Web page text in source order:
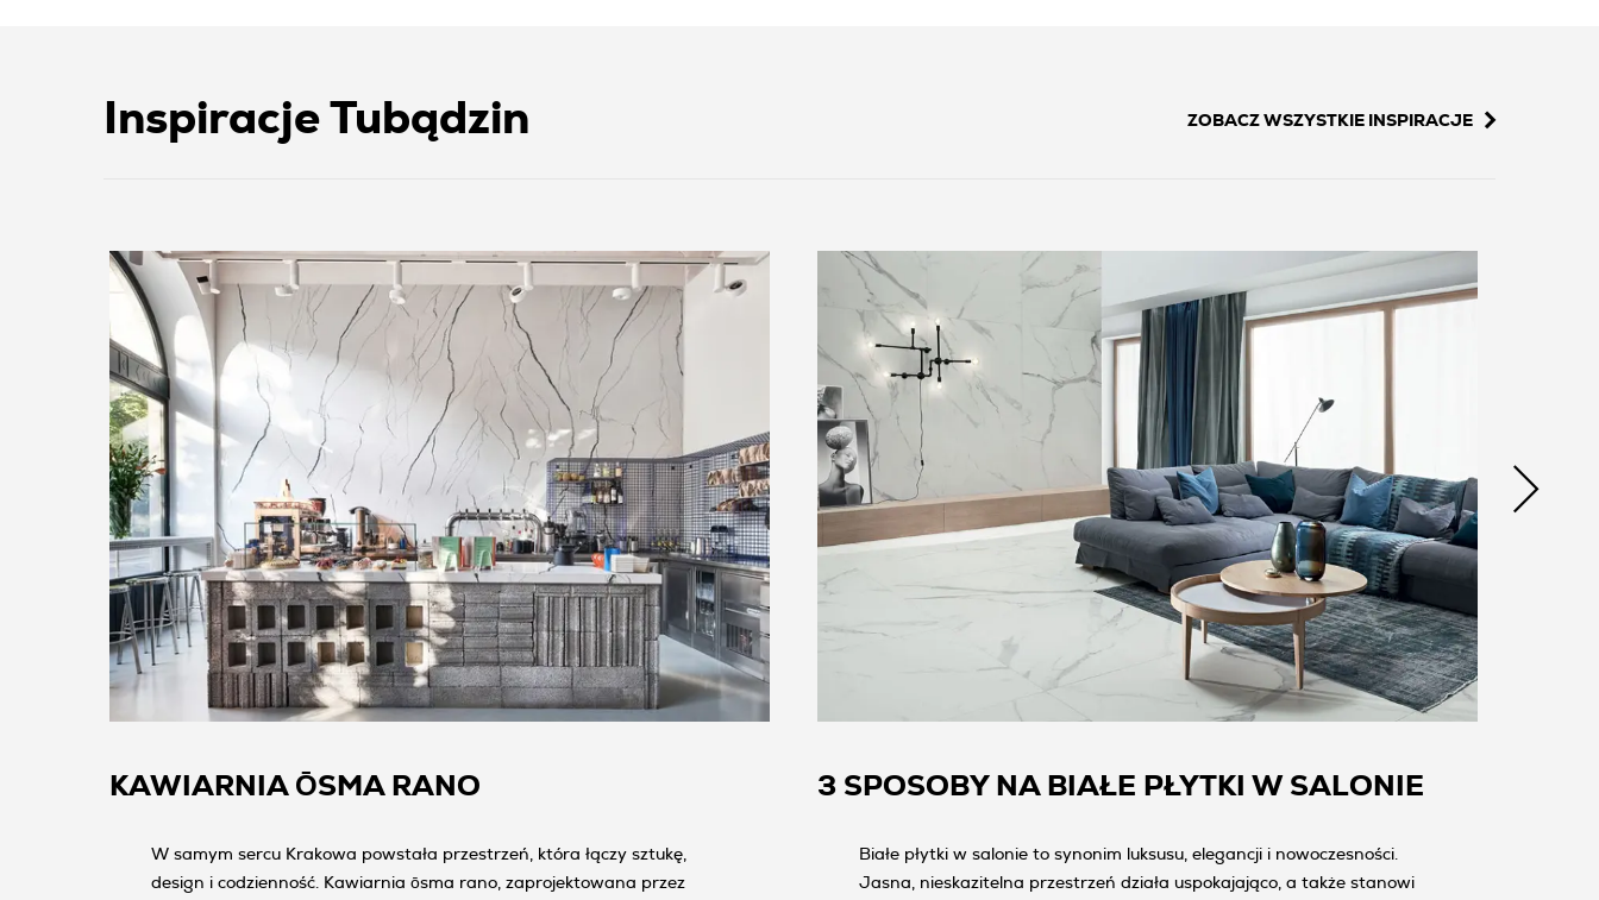
Inspiracje Tubądzin ZOBACZ WSZYSTKIE INSPIRACJE
KAWIARNIA ŌSMA RANO
W samym sercu Krakowa powstała przestrzeń, która łączy sztukę,
design i codzienność. Kawiarnia ōsma rano, zaprojektowana przez
3 SPOSOBY NA BIAŁE PŁYTKI W SALONIE
Białe płytki w salonie to synonim luksusu, elegancji i nowoczesności.
Jasna, nieskazitelna przestrzeń działa uspokajająco, a także stanowi